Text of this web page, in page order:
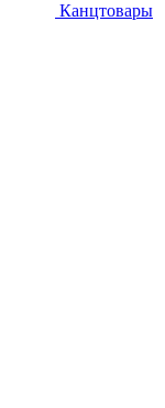
Канцтовары